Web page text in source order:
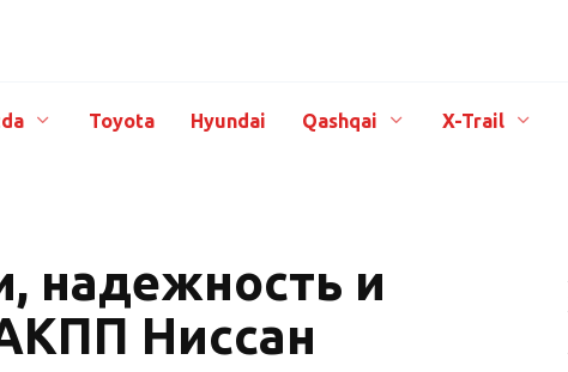
Toyota Hyundai Qashqai X-Trail
надежность и
Ниссан